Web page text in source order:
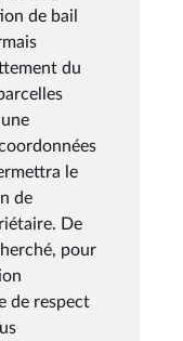
de bail
du
le
de
De
pour
de respect